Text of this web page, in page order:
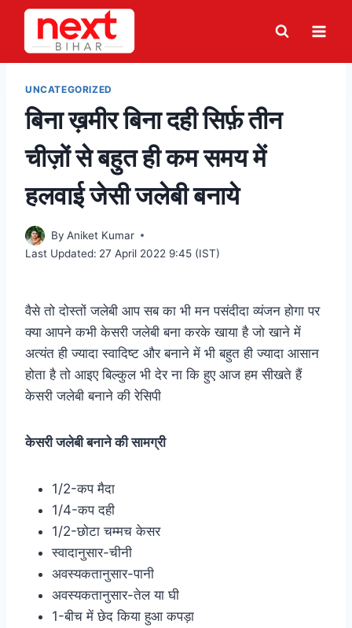
Skip
content
UNCATEGORIZED
बिना ख़मीर बिना दही सिर्फ़ तीन
चीज़ों से बहुत ही कम समय में
हलवाई जेसी जलेबी बनाये
By Aniket Kumar
Last Updated: 27 April 2022 9:45 (IST)
वैसे तो दोस्तों जलेबी आप सब का भी मन पसंदीदा व्यंजन होगा पर
क्या आपने कभी केसरी जलेबी बना करके खाया है जो खाने में
अत्यंत ही ज्यादा स्वादिष्ट और बनाने में भी बहुत ही ज्यादा आसान
होता है तो आइए बिल्कुल भी देर ना कि हुए आज हम सीखते हैं
केसरी जलेबी बनाने की रेसिपी
केसरी जलेबी बनाने की सामग्री
1/2-कप मैदा
1/4-कप दही
1/2-छोटा चम्मच केसर
स्वादानुसार-चीनी
अवस्यकतानुसार-पानी
अवस्यकतानुसार-तेल या घी
1-बीच में छेद किया हुआ कपड़ा